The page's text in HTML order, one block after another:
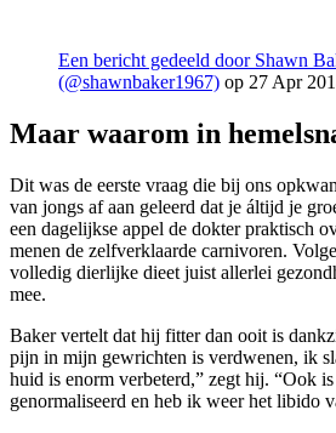
Een bericht gedeeld door Shawn
(@shawnbaker1967) op 27 Apr
Maar waarom in
Dit was de eerste vraag die bij ons
van jongs af aan geleerd dat je áltijd je
een dagelijkse appel de dokter praktisch
menen de zelfverklaarde carnivoren.
volledig dierlijke dieet juist allerlei
mee.
Baker vertelt dat hij fitter dan ooit is
pijn in mijn gewrichten is verdwenen, ik
huid is enorm verbeterd,” zegt hij. “Ook
genormaliseerd en heb ik weer het libido